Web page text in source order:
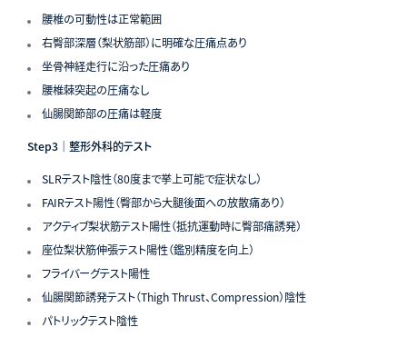
腰椎の可動性は正常範囲
右臀部深層（梨状筋部）に明確な圧痛点あり
坐骨神経走行に沿った圧痛あり
腰椎棘突起の圧痛なし
仙腸関節部の圧痛は軽度
Step3｜整形外科的テスト
SLRテスト陰性（80度まで挙上可能で症状なし）
FAIRテスト陽性（臀部から大腿後面への放散痛あり）
アクティブ梨状筋テスト陽性（抵抗運動時に臀部痛誘発）
座位梨状筋伸張テスト陽性（鑑別精度を向上）
フライバーグテスト陽性
仙腸関節誘発テスト（Thigh Thrust、Compression）陰性
パトリックテスト陰性